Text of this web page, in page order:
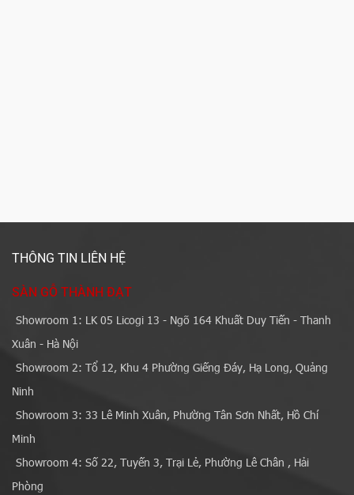
THÔNG TIN LIÊN HỆ
SÀN GỖ THÀNH ĐẠT
Showroom 1: LK 05 Licogi 13 - Ngõ 164 Khuất Duy Tiến - Thanh
Xuân - Hà Nội
Showroom 2: Tổ 12, Khu 4 Phường Giếng Đáy, Hạ Long, Quảng
Ninh
Showroom 3: 33 Lê Minh Xuân, Phường Tân Sơn Nhất, Hồ Chí
Minh
Showroom 4: Số 22, Tuyến 3, Trại Lẻ, Phường Lê Chân , Hải
Phòng